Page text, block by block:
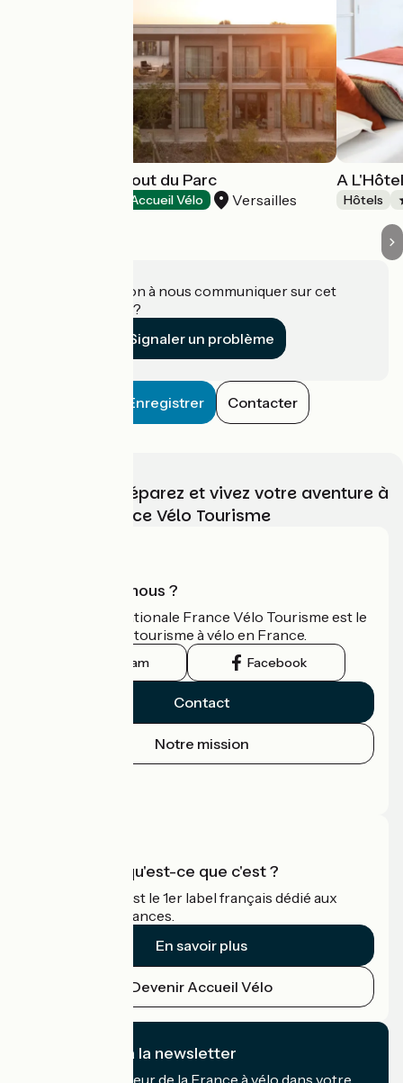
Café-Hôtel le bout du Parc
Accueil Vélo Versailles
A
Hôtels
Une information à nous communiquer sur cet
établissement ?
Signaler un problème
Enregistrer Contacter
Choisissez, préparez et vivez votre aventure à
vélo avec France Vélo Tourisme
Qui sommes-nous ?
L'association nationale France Vélo Tourisme est le
guide officiel du tourisme à vélo en France.
Instagram Facebook
Contact
Notre mission
Accueil Vélo qu'est-ce que c'est ?
Accueil Vélo c'est le 1er label français dédié aux
cyclistes en vacances.
En savoir plus
Devenir Accueil Vélo
Je m'abonne à la newsletter